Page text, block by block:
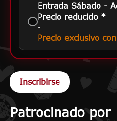
Entrada Sábado -
Precio reducido *
-
Precio exclusivo
Patrocinado por